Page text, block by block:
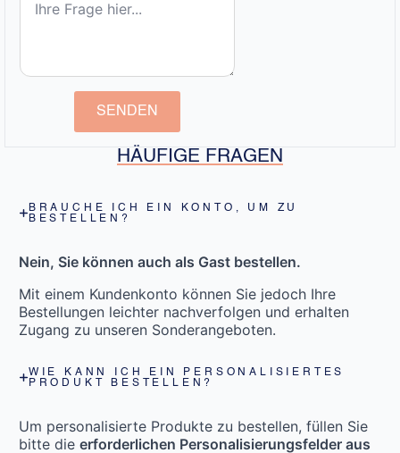
SENDEN
HÄUFIGE FRAGEN
BRAUCHE ICH EIN KONTO, UM ZU
BESTELLEN?
Nein, Sie können auch als Gast bestellen.
Mit einem Kundenkonto können Sie jedoch Ihre
Bestellungen leichter nachverfolgen und erhalten
Zugang zu unseren Sonderangeboten.
WIE KANN ICH EIN PERSONALISIERTES
PRODUKT BESTELLEN?
Um personalisierte Produkte zu bestellen, füllen Sie
bitte die erforderlichen Personalisierungsfelder aus